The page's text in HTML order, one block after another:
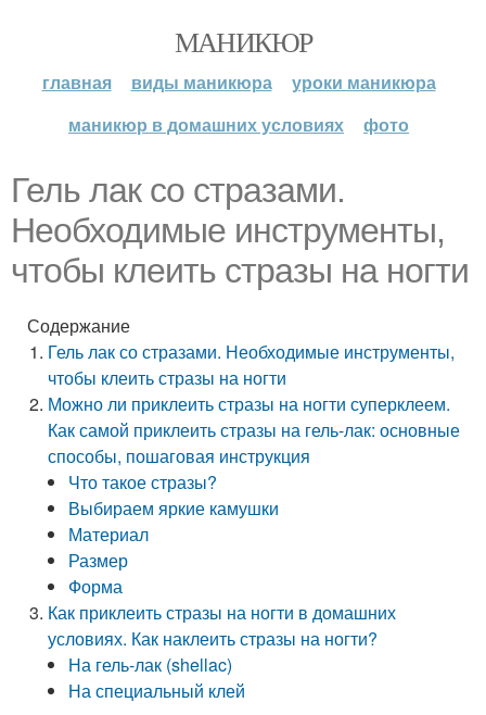
МАНИКЮР
главная виды маникюра
уроки маникюра
маникюр в домашних условиях
фото
Гель лак со стразами.
Необходимые инструменты,
чтобы клеить стразы на ногти
Содержание
Гель лак со стразами. Необходимые инструменты,
чтобы клеить стразы на ногти
Можно ли приклеить стразы на ногти суперклеем.
Как самой приклеить стразы на гель-лак: основные
способы, пошаговая инструкция
Что такое стразы?
Выбираем яркие камушки
Материал
Размер
Форма
Как приклеить стразы на ногти в домашних
условиях. Как наклеить стразы на ногти?
На гель-лак (shellac)
На специальный клей